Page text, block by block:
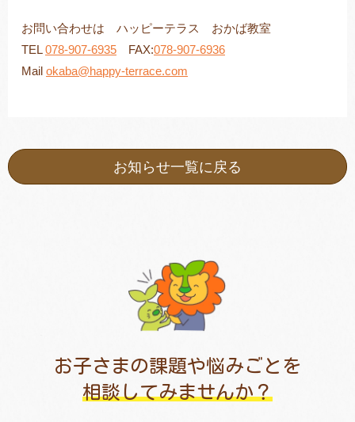
お問い合わせは ハッピーテラス おかば教室
TEL078-907-6935 FAX:078-907-6936
Mail okaba@happy-terrace.com
お知らせ一覧に戻る
お子さまの課題や悩みごとを
相談してみませんか？